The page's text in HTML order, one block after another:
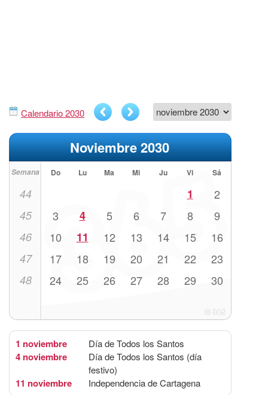
Calendario 2030
Noviembre 2030
Semana Do Lu Ma Mi Ju Vi Sá
44 1 2
45 3 4 5 6 7 8 9
46 10 11 12 13 14 15 16
47 17 18 19 20 21 22 23
48 24 25 26 27 28 29 30
1 noviembre Día de Todos los Santos
4 noviembre
Día de Todos los Santos (día
festivo)
11 noviembre Independencia de Cartagena